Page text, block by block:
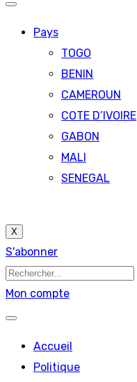
Pays
TOGO
BENIN
CAMEROUN
COTE D’IVOIRE
GABON
MALI
SENEGAL
X
S'abonner
Mon compte
Accueil
Politique